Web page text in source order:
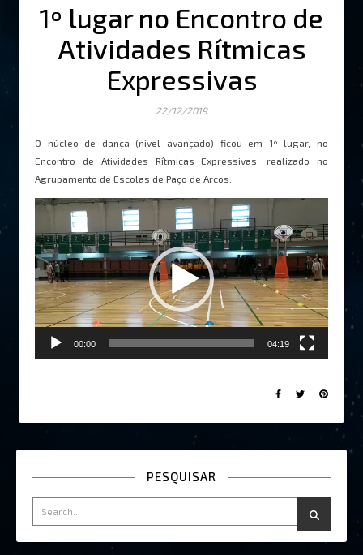
1º lugar no Encontro de
Atividades Rítmicas
Expressivas
22/12/2019
O núcleo de dança (nível avançado) ficou em 1º lugar, no
Encontro de Atividades Rítmicas Expressivas, realizado no
Agrupamento de Escolas de Paço de Arcos.
Reprodutor
vídeo
00:00 04:19
PESQUISAR